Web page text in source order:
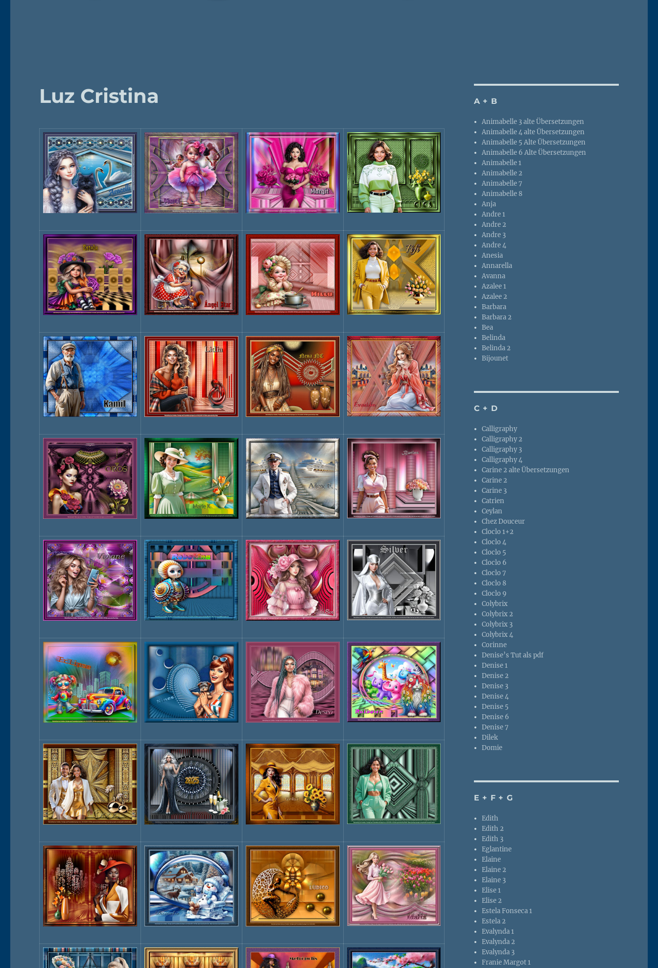
Luz Cristina A + B
Animabelle 3 alte Übersetzungen
Animabelle 4 alte Übersetzungen
Animabelle 5 Alte Übersetzungen
Animabelle 6 Alte Übersetzungen
Animabelle 1
Animabelle 2
Animabelle 7
Animabelle 8
Anja
Andre 1
Andre 2
Andre 3
Andre 4
Anesia
Annarella
Avanna
Azalee 1
Azalee 2
Barbara
Barbara 2
Bea
Belinda
Belinda 2
Bijounet
C + D
Calligraphy
Calligraphy 2
Calligraphy 3
Calligraphy 4
Carine 2 alte Übersetzungen
Carine 2
Carine 3
Catrien
Ceylan
Chez Douceur
Cloclo 1+2
Cloclo 4
Cloclo 5
Cloclo 6
Cloclo 7
Cloclo 8
Cloclo 9
Colybrix
Colybrix 2
Colybrix 3
Colybrix 4
Corinne
Denise’s Tut als pdf
Denise 1
Denise 2
Denise 3
Denise 4
Denise 5
Denise 6
Denise 7
Dilek
Domie
E + F + G
Edith
Edith 2
Edith 3
Eglantine
Elaine
Elaine 2
Elaine 3
Elise 1
Elise 2
Estela Fonseca 1
Estela 2
Evalynda 1
Evalynda 2
Evalynda 3
Franie Margot 1